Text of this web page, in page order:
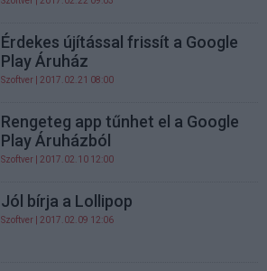
Érdekes újítással frissít a Google
Play Áruház
Szoftver | 2017.02.21 08:00
Rengeteg app tűnhet el a Google
Play Áruházból
Szoftver | 2017.02.10 12:00
Jól bírja a Lollipop
Szoftver | 2017.02.09 12:06